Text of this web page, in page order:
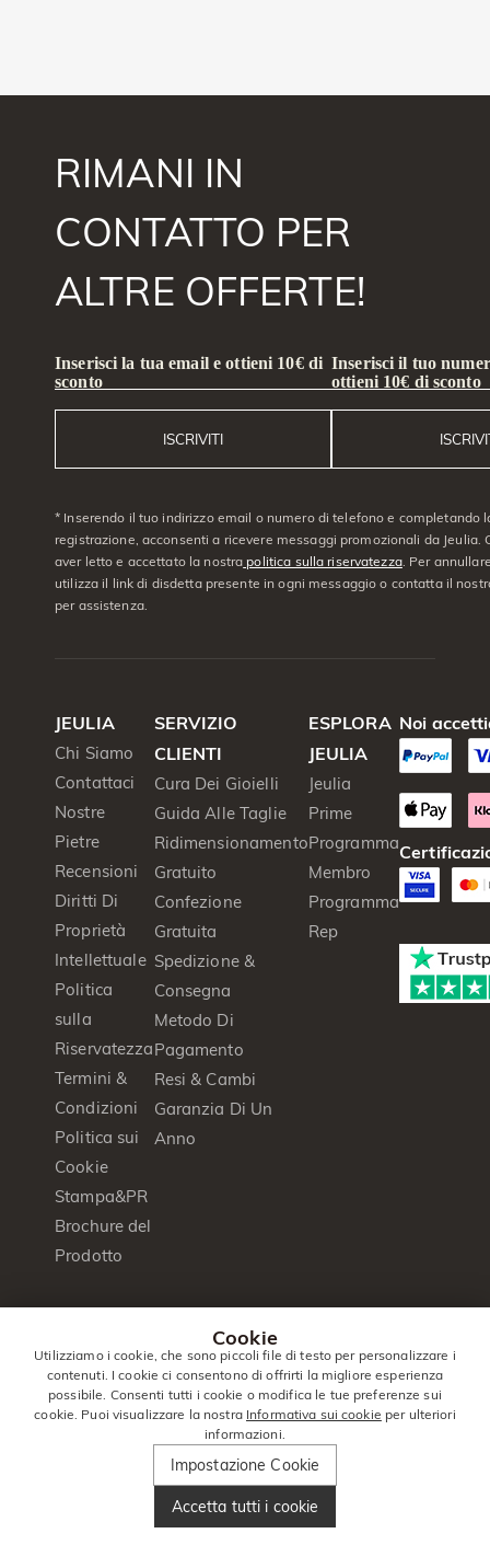
RIMANI IN
CONTATTO PER
ALTRE OFFERTE!
Inserisci la tua email e ottieni 10€ di
sconto
ISCRIVITI
Inserisci il tuo
ottieni 10€ di sconto
* Inserendo il tuo indirizzo email o numero di telefono e completando
registrazione, acconsenti a ricevere messaggi promozionali da Jeulia.
aver letto e accettato la nostra politica sulla riservatezza. Per
utilizza il link di disdetta presente in ogni messaggio o contatta il
per assistenza.
JEULIA
Chi Siamo
Contattaci
Nostre
Pietre
Recensioni
Diritti Di
Proprietà
Intellettuale
Politica
sulla
Riservatezza
Termini &
Condizioni
Politica sui
Cookie
Stampa&PR
Brochure del
Prodotto
SERVIZIO
CLIENTI
Cura Dei Gioielli
Guida Alle Taglie
Ridimensionamento
Gratuito
Confezione
Gratuita
Spedizione &
Consegna
Metodo Di
Pagamento
Resi & Cambi
Garanzia Di Un
Anno
ESPLORA
JEULIA
Jeulia
Prime
Programma
Membro
Programma
Rep
Noi
2026
Jewelry
Riservati.
Italia|Italiano(it)|EUR €
Cookie
Utilizziamo i cookie, che sono piccoli file di testo per personalizzare i
contenuti. I cookie ci consentono di offrirti la migliore esperienza
possibile. Consenti tutti i cookie o modifica le tue preferenze sui
cookie. Puoi visualizzare la nostra Informativa sui cookie per ulteriori
informazioni.
Impostazione Cookie
Accetta tutti i cookie